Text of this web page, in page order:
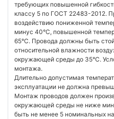
требующих повышенной
классу 5 по ГОСТ 22483-2012.
воздействию пониженной
минус 40°C, повышенной
65°C. Провода должны быть
относительной влажности
окружающей среды до 35°C.
монтажа.
Длительно допустимая
эксплуатации не должна
Монтаж проводов должен
окружающей среды не ниже
быть не менее 5 номинальных